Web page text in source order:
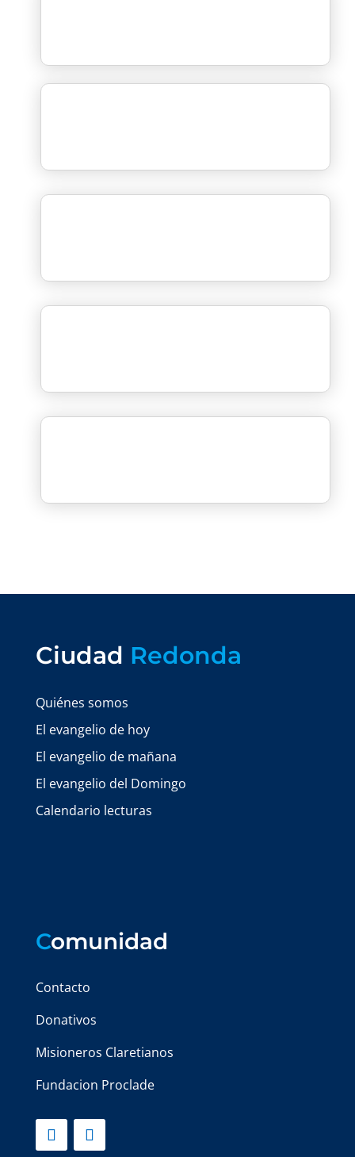
Ciudad Redonda
Quiénes somos
El evangelio de hoy
El evangelio de mañana
El evangelio del Domingo
Calendario lecturas
Comunidad
Contacto
Donativos
Misioneros Claretianos
Fundacion Proclade